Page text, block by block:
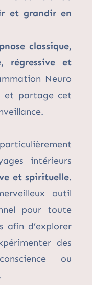
et grandir en
classique,
régressive et
Neuro
et partage cet
intérieurs
et spirituelle.
outil
pour toute
afin d’explorer
des
ou